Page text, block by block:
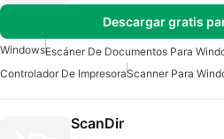
Descargar gratis
Windows
Controlador De ImpresoraScanner Para
ScanDir